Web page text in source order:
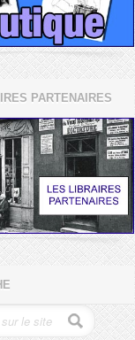
PARTENAIRES